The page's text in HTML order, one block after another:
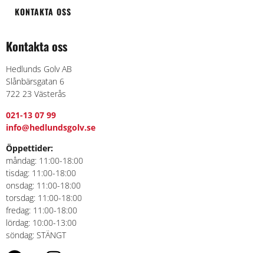
KONTAKTA OSS
Kontakta oss
Hedlunds Golv AB
Slånbärsgatan 6
722 23 Västerås
021-13 07 99
info@hedlundsgolv.se
Öppettider:
måndag: 11:00-18:00
tisdag: 11:00-18:00
onsdag: 11:00-18:00
torsdag: 11:00-18:00
fredag: 11:00-18:00
lördag: 10:00-13:00
söndag: STÄNGT